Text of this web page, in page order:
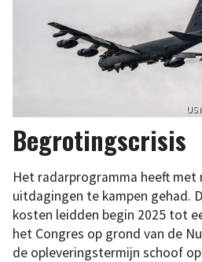
US
Begrotingscrisis
Het radarprogramma heeft
uitdagingen te kampen gehad.
kosten leidden begin 2025 tot
het Congres op grond van de
de opleveringstermijn schoof